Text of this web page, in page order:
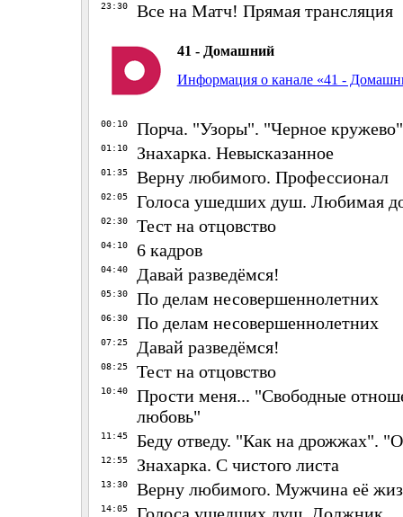
23:30 Все на Матч! Прямая трансляция
41 - Домашний
Информация о канале «41 -
00:10 Порча. "Узоры". "Черное кружево"
01:10 Знахарка. Невысказанное
01:35 Верну любимого. Профессионал
02:05 Голоса ушедших душ. Любимая
02:30 Тест на отцовство
04:10 6 кадров
04:40 Давай разведёмся!
05:30 По делам несовершеннолетних
06:30 По делам несовершеннолетних
07:25 Давай разведёмся!
08:25 Тест на отцовство
10:40
Прости меня... "Свободные
любовь"
11:45 Беду отведу. "Как на дрожжах".
12:55 Знахарка. С чистого листа
13:30 Верну любимого. Мужчина её
14:05